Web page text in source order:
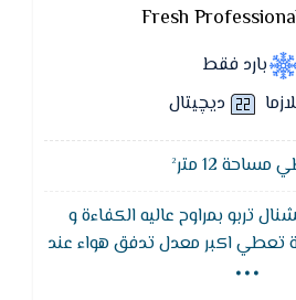
Fresh
بارد فقط
ديچيتال
12 متر²
تربو بمراوح عاليه الكفاءة و
تعطي اكبر معدل تدفق هواء عند
انسيابيه الهواء , كما يعمل...